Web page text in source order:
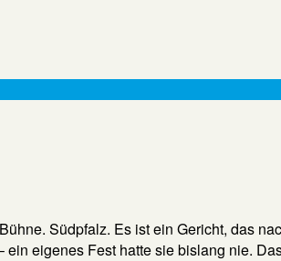
Südpfalz. Es ist ein Gericht, das
eigenes Fest hatte sie bislang nie.